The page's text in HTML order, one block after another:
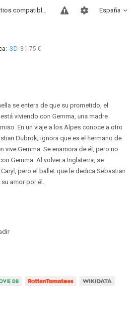
España
Sitios compatibles
SD 31.75 €
se entera de que su prometido, el
viviendo con Gemma, una madre
En un viaje a los Alpes conoce a otro
Dubrok; ignora que es el hermano de
vive Gemma. Se enamora de él, pero no
Gemma. Al volver a Inglaterra, se
pero el ballet que le dedica Sebastian
amor por él.